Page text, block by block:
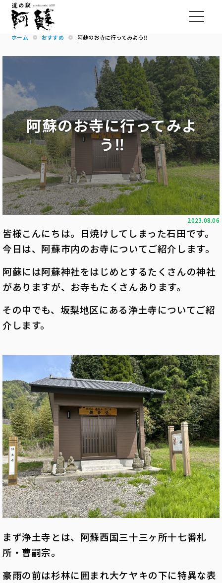
ホーム おすすめ 阿蘇のお寺に行ってみよう‼
阿蘇のお寺に行ってみよ
う‼
2023.08.06
皆様こんにちは。日焼けしてしまった石田です。
今日は、阿蘇市内のお寺についてご紹介します。
阿蘇には阿蘇神社をはじめとするたくさんの神社
がありますが、お寺もたくさんあります。
その中でも、坂梨地区にある浄土寺についてご紹
介します。
まず浄土寺とは、阿蘇西国三十三ヶ所十七番札
所・曹嗣宗。
豪雨の前は杉林に囲まれ大ケヤキの下に特異な表